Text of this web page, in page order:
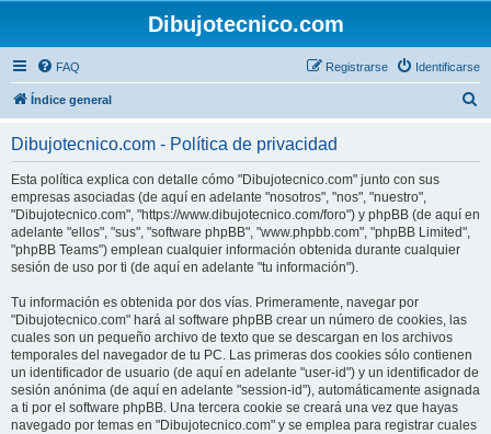
Dibujotecnico.com
FAQ Identificarse
Registrarse
Índice general
Dibujotecnico.com - Política de privacidad
Esta política explica con detalle cómo "Dibujotecnico.com" junto con sus
empresas asociadas (de aquí en adelante "nosotros", "nos", "nuestro",
"Dibujotecnico.com", "https://www.dibujotecnico.com/foro") y phpBB (de aquí en
adelante "ellos", "sus", "software phpBB", "www.phpbb.com", "phpBB Limited",
"phpBB Teams") emplean cualquier información obtenida durante cualquier
sesión de uso por ti (de aquí en adelante "tu información").
Tu información es obtenida por dos vías. Primeramente, navegar por
"Dibujotecnico.com" hará al software phpBB crear un número de cookies, las
cuales son un pequeño archivo de texto que se descargan en los archivos
temporales del navegador de tu PC. Las primeras dos cookies sólo contienen
un identificador de usuario (de aquí en adelante "user-id") y un identificador de
sesión anónima (de aquí en adelante "session-id"), automáticamente asignada
a ti por el software phpBB. Una tercera cookie se creará una vez que hayas
navegado por temas en "Dibujotecnico.com" y se emplea para registrar cuales